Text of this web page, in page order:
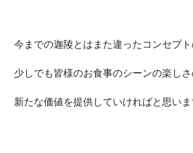
今までの迦陵とはまた違ったコンセプト
少しでも皆様のお食事のシーンの楽しさ
新たな価値を提供していければと思いま